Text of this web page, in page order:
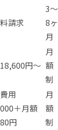
請求
3〜
8ヶ
月
円〜
月
額
制
用
＋月額
円
月
額
制